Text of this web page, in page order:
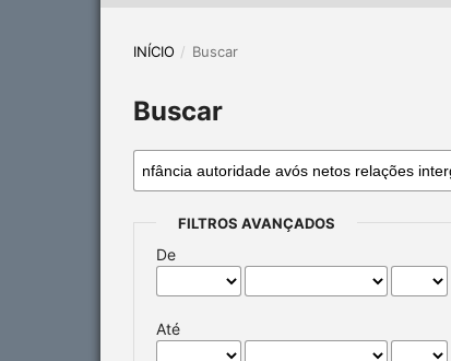
INÍCIO / Buscar
Buscar
FILTROS AVANÇADOS
De
Até